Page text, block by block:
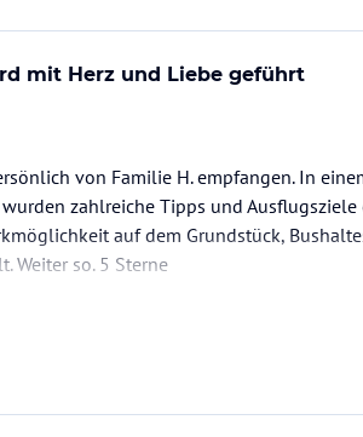
mit Herz und Liebe geführt
von Familie H. empfangen. In
zahlreiche Tipps und
auf dem Grundstück,
Weiter so. 5 Sterne